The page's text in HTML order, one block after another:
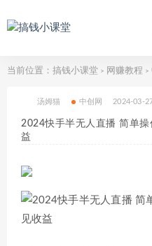
当前位置： 搞钱小课堂 > 网赚教程 >
汤姆猫 中创网 2024-03-
2024快手半无人直播 简单
益